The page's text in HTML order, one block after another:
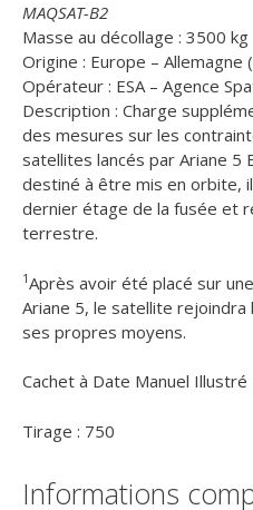
MAQSAT-B2
Masse au décollage : 3500 kg
Origine : Europe –
Opérateur : ESA – Agence
Description : Charge
des mesures sur les
satellites lancés par Ariane 5
destiné à être mis en orbite,
dernier étage de la fusée et
terrestre.
1Après avoir été placé sur
Ariane 5, le satellite
ses propres moyens.
Cachet à Date Manuel Illustré
Tirage : 750
Informations